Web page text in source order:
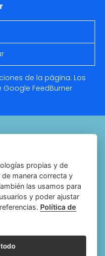
de la página. Los
Google FeedBurner
propias y de
manera correcta y
las usamos para
y poder ajustar
Política de